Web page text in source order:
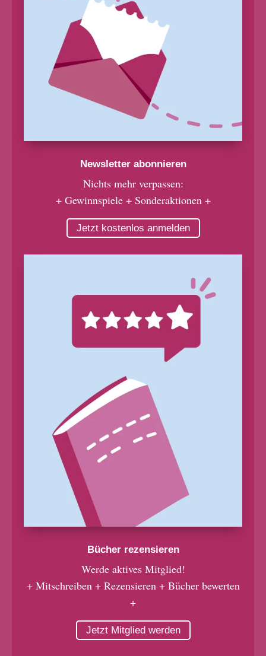
Newsletter abonnieren
Nichts mehr verpassen:
+ Gewinnspiele + Sonderaktionen +
Jetzt kostenlos anmelden
Bücher rezensieren
Werde aktives Mitglied!
+ Mitschreiben + Rezensieren + Bücher bewerten
+
Jetzt Mitglied werden